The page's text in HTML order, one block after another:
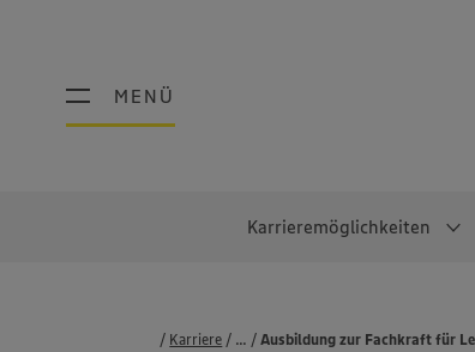
MENÜ
MENÜ
Karrieremöglichkeiten
Karriere Stellenbörse
Ausbildung zur Fachkraft für
...